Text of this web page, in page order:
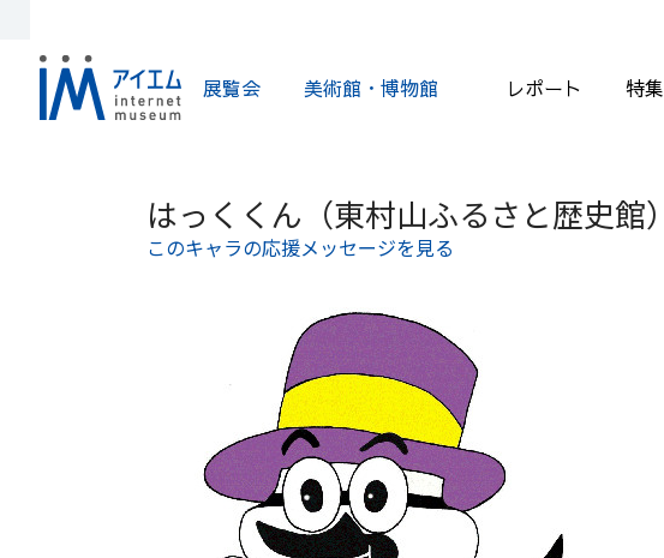
展覧会 美術館・博物館 レポート 特集
はっくくん（東村山ふるさと歴史館）
このキャラの応援メッセージを見る